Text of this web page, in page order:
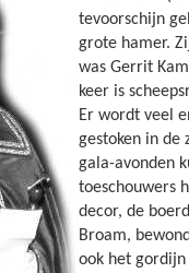
tevoorschijn
grote hamer.
was Gerrit
keer is
Er wordt veel
gestoken in de
gala-avonden
toeschouwers
decor, de
Broam,
ook het gordijn